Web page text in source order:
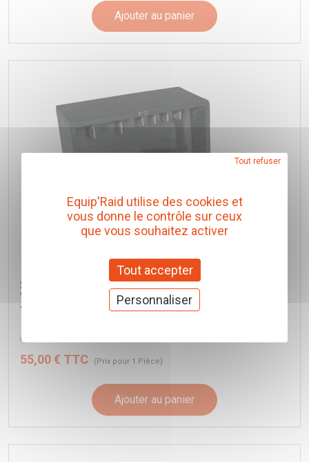
Ajouter au panier
Sonde électronique / Interface DSI pour Terratrip V2,
V3, V4 & V5
Terratrip
55,00 € TTC (Prix pour 1 Pièce)
Ajouter au panier
Equip'Raid utilise des cookies et
vous donne le contrôle sur ceux
que vous souhaitez activer
Tout accepter
Tout refuser
Personnaliser